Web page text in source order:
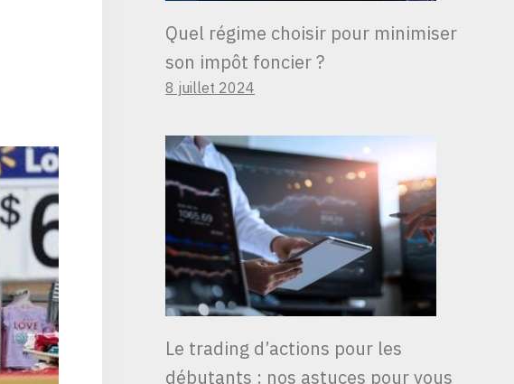
Quel régime choisir pour minimiser
son impôt foncier ?
8 juillet 2024
Le trading d’actions pour les
débutants : nos astuces pour vous